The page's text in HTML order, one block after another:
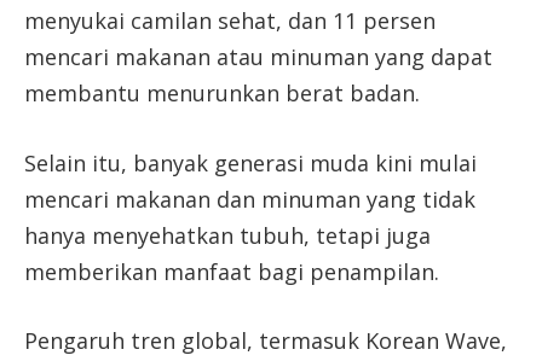
menyukai camilan sehat, dan 11 persen
mencari makanan atau minuman yang dapat
membantu menurunkan berat badan.
Selain itu, banyak generasi muda kini mulai
mencari makanan dan minuman yang tidak
hanya menyehatkan tubuh, tetapi juga
memberikan manfaat bagi penampilan.
Pengaruh tren global, termasuk Korean Wave,